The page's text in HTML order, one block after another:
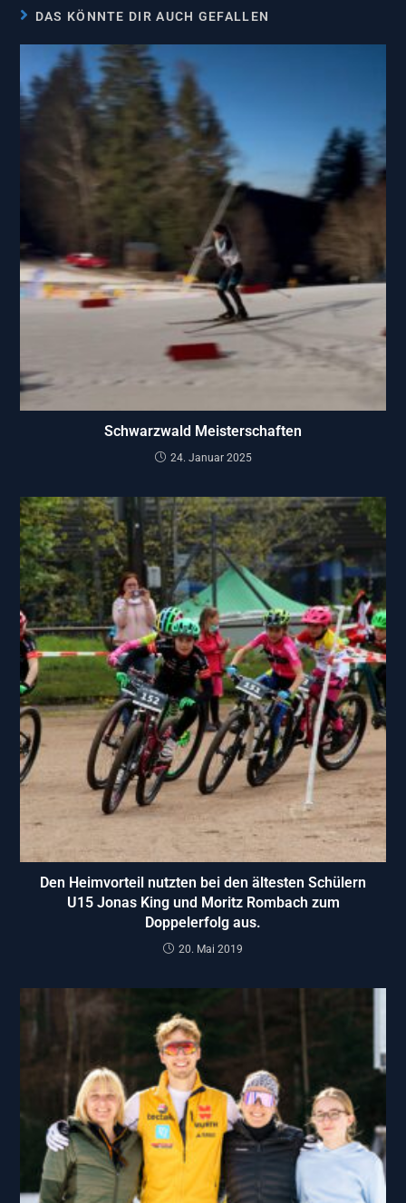
DAS KÖNNTE DIR AUCH GEFALLEN
Schwarzwald Meisterschaften
24. Januar 2025
Den Heimvorteil nutzten bei den ältesten Schülern
U15 Jonas King und Moritz Rombach zum
Doppelerfolg aus.
20. Mai 2019